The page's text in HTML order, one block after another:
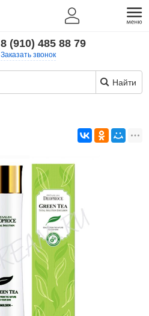
8 (910) 485 88 79
Заказать звонок
Найти